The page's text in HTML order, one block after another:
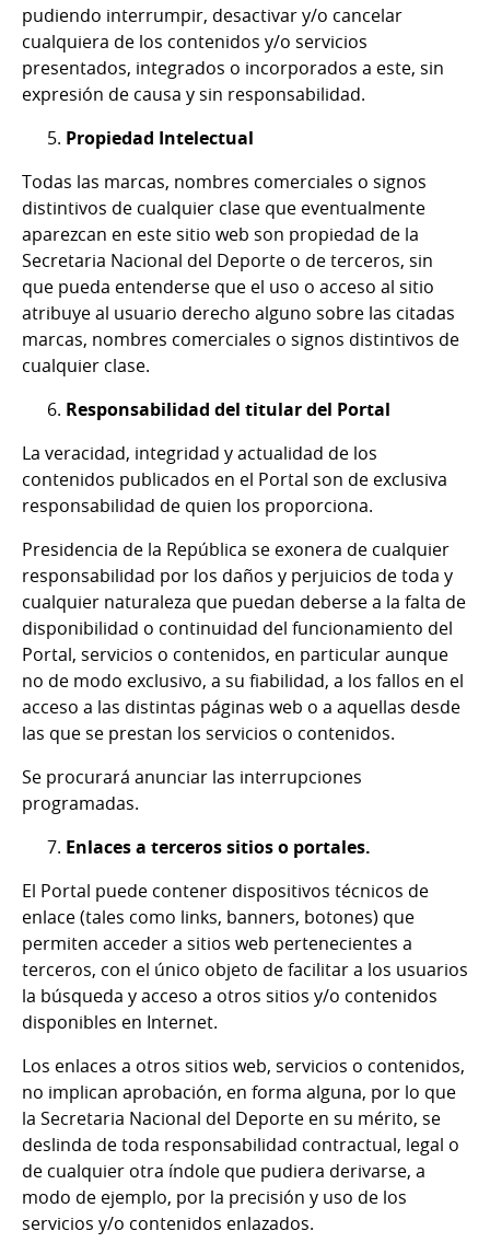
pudiendo interrumpir, desactivar y/o cancelar
cualquiera de los contenidos y/o servicios
presentados, integrados o incorporados a este, sin
expresión de causa y sin responsabilidad.
Propiedad Intelectual
Todas las marcas, nombres comerciales o signos
distintivos de cualquier clase que eventualmente
aparezcan en este sitio web son propiedad de la
Secretaria Nacional del Deporte o de terceros, sin
que pueda entenderse que el uso o acceso al sitio
atribuye al usuario derecho alguno sobre las citadas
marcas, nombres comerciales o signos distintivos de
cualquier clase.
Responsabilidad del titular del Portal
La veracidad, integridad y actualidad de los
contenidos publicados en el Portal son de exclusiva
responsabilidad de quien los proporciona.
Presidencia de la República se exonera de cualquier
responsabilidad por los daños y perjuicios de toda y
cualquier naturaleza que puedan deberse a la falta de
disponibilidad o continuidad del funcionamiento del
Portal, servicios o contenidos, en particular aunque
no de modo exclusivo, a su fiabilidad, a los fallos en el
acceso a las distintas páginas web o a aquellas desde
las que se prestan los servicios o contenidos.
Se procurará anunciar las interrupciones
programadas.
Enlaces a terceros sitios o portales.
El Portal puede contener dispositivos técnicos de
enlace (tales como links, banners, botones) que
permiten acceder a sitios web pertenecientes a
terceros, con el único objeto de facilitar a los usuarios
la búsqueda y acceso a otros sitios y/o contenidos
disponibles en Internet.
Los enlaces a otros sitios web, servicios o contenidos,
no implican aprobación, en forma alguna, por lo que
la Secretaria Nacional del Deporte en su mérito, se
deslinda de toda responsabilidad contractual, legal o
de cualquier otra índole que pudiera derivarse, a
modo de ejemplo, por la precisión y uso de los
servicios y/o contenidos enlazados.